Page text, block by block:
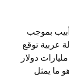
أبيب بموجب
في عام 2020، وكانت أول دولة عربية توقع
اتفاقية تجارة حرة (2022) مع إسرائيل كجزء من خطة لتعزيز التجارة المتبادلة إلى 10 مليارات دولار
الخليج الفارسي بـ 1.89 مليار دولار في عام 2022، وهو ما يمثل